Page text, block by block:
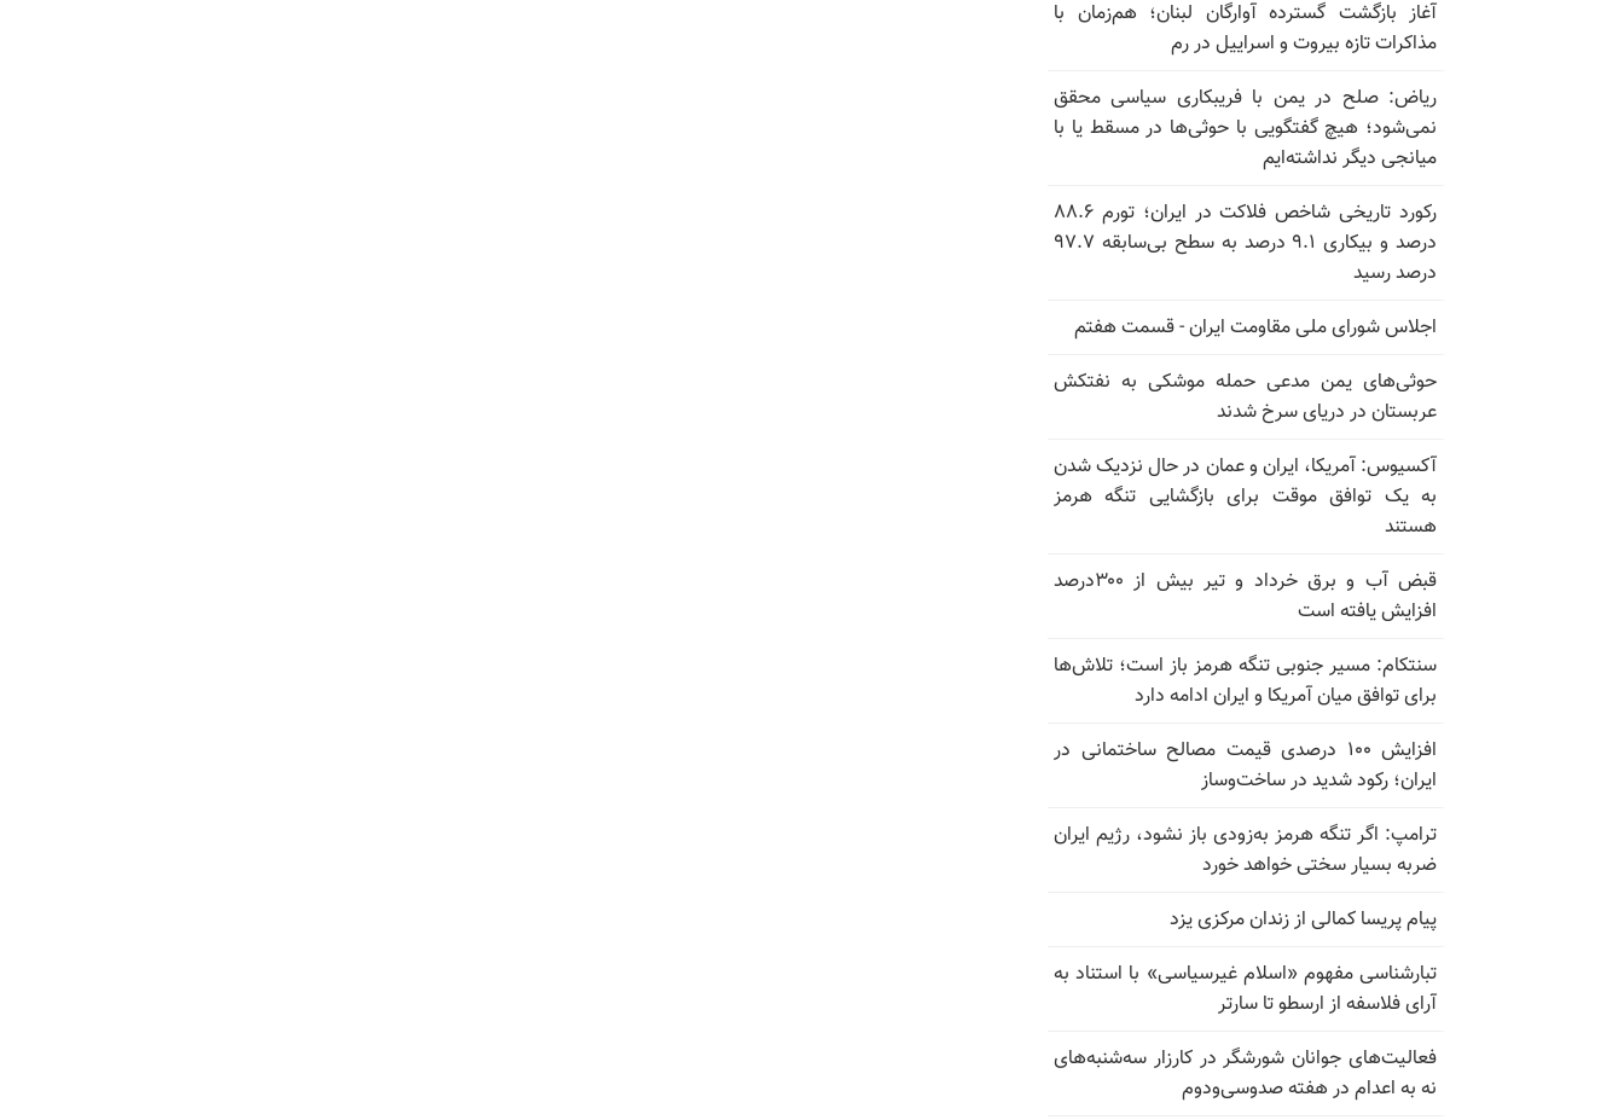
آغاز بازگشت گسترده آوارگان لبنان؛ هم‌زمان با
مذاکرات تازه بیروت و اسراییل در رم
ریاض: صلح در یمن با فریبکاری سیاسی محقق
نمی‌شود؛ هیچ گفتگویی با حوثی‌ها در مسقط یا با
میانجی دیگر نداشته‌ایم
رکورد تاریخی شاخص فلاکت در ایران؛ تورم ۸۸.۶
درصد و بیکاری ۹.۱ درصد به سطح بی‌سابقه ۹۷.۷
درصد رسید
اجلاس شورای ملی مقاومت ایران - قسمت هفتم
حوثی‌های یمن مدعی حمله موشکی به نفتکش
عربستان در دریای سرخ شدند
آکسیوس: آمریکا، ایران و عمان در حال نزدیک شدن
به یک توافق موقت برای بازگشایی تنگه هرمز
هستند
قبض آب و برق خرداد و تیر بیش از ۳۰۰درصد
افزایش یافته است
سنتکام: مسیر جنوبی تنگه هرمز باز است؛ تلاش‌ها
برای توافق میان آمریکا و ایران ادامه دارد
افزایش ۱۰۰ درصدی قیمت مصالح ساختمانی در
ایران؛ رکود شدید در ساخت‌وساز
ترامپ: اگر تنگه هرمز به‌زودی باز نشود، رژیم ایران
ضربه بسیار سختی خواهد خورد
پیام پریسا کمالی از زندان مرکزی یزد
تبارشناسی مفهوم «اسلام غیرسیاسی» با استناد به
آرای فلاسفه از ارسطو تا سارتر
فعالیت‌های جوانان شورشگر در کارزار سه‌شنبه‌های
نه به اعدام در هفته صدوسی‌و‌دوم